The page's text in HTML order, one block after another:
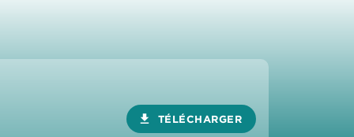
download TÉLÉCHARGER